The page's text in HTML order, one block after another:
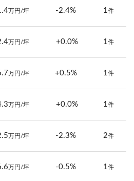
万円/坪 -2.4% 1件
万円/坪 +0.0% 1件
万円/坪 +0.5% 1件
万円/坪 +0.0% 1件
万円/坪 -2.3% 2件
万円/坪 -0.5% 1件